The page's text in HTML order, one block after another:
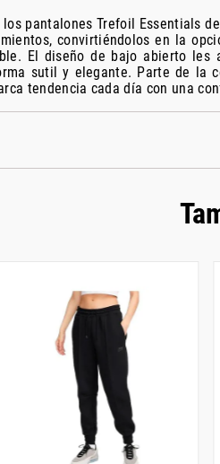
pantalones Trefoil Essentials
convirtiéndolos en la
El diseño de bajo abierto
sutil y elegante. Parte de la
tendencia cada día con una